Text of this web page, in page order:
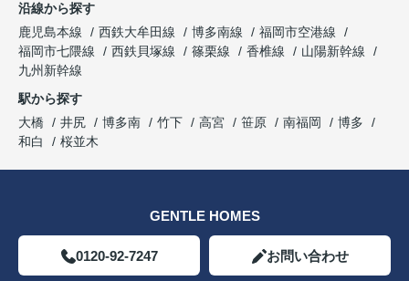
沿線から探す
鹿児島本線
西鉄大牟田線 博多南線
福岡市空港線
福岡市七隈線
西鉄貝塚線 篠栗線 香椎線
山陽新幹線
九州新幹線
駅から探す
大橋
井尻 博多南 竹下 高宮 笹原 南福岡
博多
和白
桜並木
GENTLE HOMES
0120-92-7247 お問い合わせ